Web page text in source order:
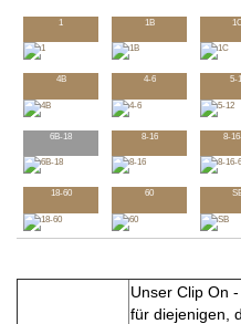
1 1B
4B 4-6 5-
6B-18 8-16 8-
18-60 60
Unser Clip On
für diejenigen,